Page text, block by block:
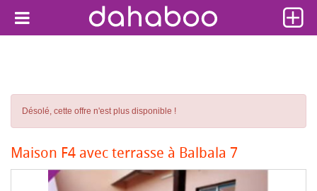
Désolé, cette offre n'est plus disponible !
Maison F4 avec terrasse à Balbala 7